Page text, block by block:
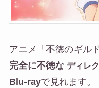
アニメ「不徳のギルド
完全に不徳な ディレ
Blu-rayで見れます。